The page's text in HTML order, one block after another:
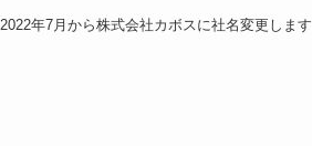
2022年7月から株式会社カボスに社名変更します